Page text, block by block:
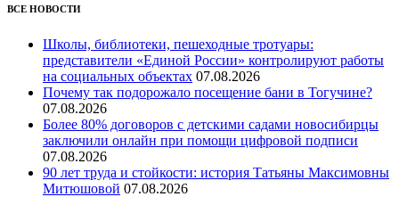
ВСЕ НОВОСТИ
Школы, библиотеки, пешеходные тротуары:
представители «Единой России» контролируют работы
на социальных объектах 07.08.2026
Почему так подорожало посещение бани в Тогучине?
07.08.2026
Более 80% договоров с детскими садами новосибирцы
заключили онлайн при помощи цифровой подписи
07.08.2026
90 лет труда и стойкости: история Татьяны Максимовны
Митюшовой 07.08.2026